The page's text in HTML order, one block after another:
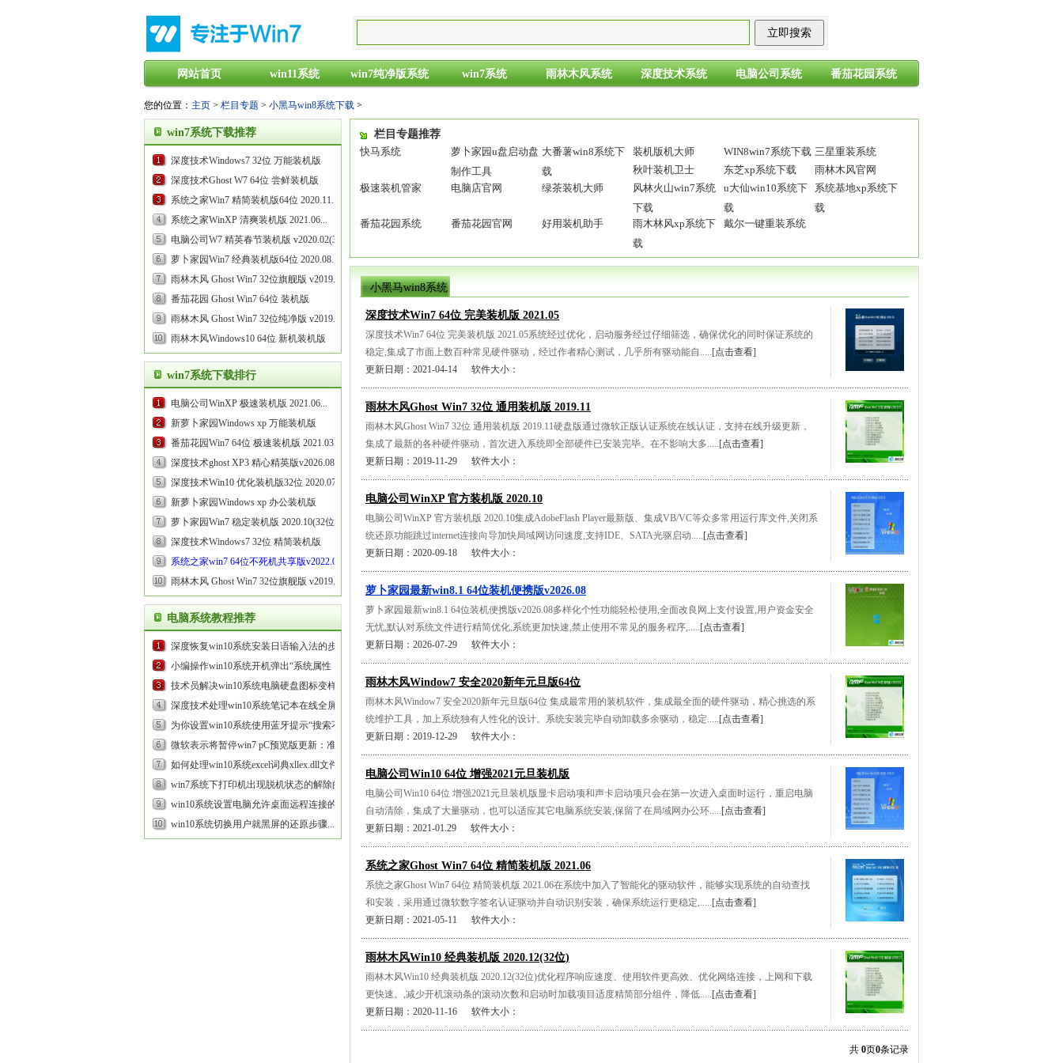
网站首页 win11系统 win7纯净版系统 win7系统 雨林木风系统 深度技术系统 电脑公司系统 番茄花园系统
您的位置： 主页 > 栏目专题 > 小黑马win8系统下载 >
win7系统下载推荐
深度技术Windows7 32位 万能装机版
2021.09...
深度技术Ghost W7 64位 尝鲜装机版
v2020.03...
系统之家Win7 精简装机版64位 2020.11...
系统之家WinXP 清爽装机版 2021.06...
电脑公司W7 精英春节装机版 v2020.02(32
位)...
萝卜家园Win7 经典装机版64位 2020.08...
雨林木风 Ghost Win7 32位旗舰版 v2019.05...
番茄花园 Ghost Win7 64位 装机版
v2019.08...
雨林木风 Ghost Win7 32位纯净版 v2019.09...
雨林木风Windows10 64位 新机装机版
win7系统下载排行
电脑公司WinXP 极速装机版 2021.06...
新萝卜家园Windows xp 万能装机版
2020.10...
番茄花园Win7 64位 极速装机版 2021.03...
深度技术ghost XP3 精心精英版v2026.08
深度技术Win10 优化装机版32位 2020.07...
新萝卜家园Windows xp 办公装机版
2021.03...
萝卜家园Win7 稳定装机版 2020.10(32位)...
深度技术Windows7 32位 精简装机版
2020.09...
系统之家win7 64位不死机共享版v2022.03
雨林木风 Ghost Win7 32位旗舰版 v2019.05...
电脑系统教程推荐
深度恢复win10系统安装日语输入法的步
骤...
小编操作win10系统开机弹出“系统属性，由
于启动计算机时出现了页面...
技术员解决win10系统电脑硬盘图标变样的
方案...
深度技术处理win10系统笔记本在线全屏看
电影时出现白屏的方案...
为你设置win10系统使用蓝牙提示“搜索不到
设备”的步骤...
微软表示将暂停win7 pC预览版更新：准备
推送UUp的修复方案...
如何处理win10系统excel词典xllex.dll文件丢
失或损坏的方法...
win7系统下打印机出现脱机状态的解除的步
骤介绍...
win10系统设置电脑允许桌面远程连接的具
体步骤...
win10系统切换用户就黑屏的还原步骤...
栏目专题推荐
快马系统
萝卜家园u盘启动盘
制作工具
大番薯win8系统下
载
装机版机大师 WIN8win7系统下载 三星重装系统
秋叶装机卫士
东芝xp系统下载
雨林木风官网
极速装机管家
电脑店官网 绿茶装机大师 风林火山win7系统
下载
u大仙win10系统下
载
系统基地xp系统下
载
番茄花园系统 番茄花园官网 好用装机助手 雨木林风xp系统下
载
戴尔一键重装系统
小黑马win8系统
下载列表
深度技术Win7 64位 完美装机版 2021.05
深度技术Win7 64位 完美装机版 2021.05系统经过优化，启动服务经过仔细筛选，确保优化的同时保证系统的
稳定,集成了市面上数百种常见硬件驱动，经过作者精心测试，几乎所有驱动能自.....[点击查看]
更新日期：2021-04-14 软件大小：
雨林木风Ghost Win7 32位 通用装机版 2019.11
雨林木风Ghost Win7 32位 通用装机版 2019.11硬盘版通过微软正版认证系统在线认证，支持在线升级更新，
集成了最新的各种硬件驱动，首次进入系统即全部硬件已安装完毕。在不影响大多.....[点击查看]
更新日期：2019-11-29 软件大小：
电脑公司WinXP 官方装机版 2020.10
电脑公司WinXP 官方装机版 2020.10集成AdobeFlash Player最新版、集成VB/VC等众多常用运行库文件,关闭系
统还原功能跳过internet连接向导加快局域网访问速度,支持IDE、SATA光驱启动.....[点击查看]
更新日期：2020-09-18 软件大小：
萝卜家园最新win8.1 64位装机便携版v2026.08
萝卜家园最新win8.1 64位装机便携版v2026.08多样化个性功能轻松使用,全面改良网上支付设置,用户资金安全
无忧,默认对系统文件进行精简优化,系统更加快速,禁止使用不常见的服务程序,.....[点击查看]
更新日期：2026-07-29 软件大小：
雨林木风Window7 安全2020新年元旦版64位
雨林木风Window7 安全2020新年元旦版64位 集成最常用的装机软件，集成最全面的硬件驱动，精心挑选的系
统维护工具，加上系统独有人性化的设计。系统安装完毕自动卸载多余驱动，稳定.....[点击查看]
更新日期：2019-12-29 软件大小：
电脑公司Win10 64位 增强2021元旦装机版
电脑公司Win10 64位 增强2021元旦装机版显卡启动项和声卡启动项只会在第一次进入桌面时运行，重启电脑
自动清除，集成了大量驱动，也可以适应其它电脑系统安装,保留了在局域网办公环.....[点击查看]
更新日期：2021-01.29 软件大小：
系统之家Ghost Win7 64位 精简装机版 2021.06
系统之家Ghost Win7 64位 精简装机版 2021.06在系统中加入了智能化的驱动软件，能够实现系统的自动查找
和安装，采用通过微软数字签名认证驱动并自动识别安装，确保系统运行更稳定,.....[点击查看]
更新日期：2021-05-11 软件大小：
雨林木风Win10 经典装机版 2020.12(32位)
雨林木风Win10 经典装机版 2020.12(32位)优化程序响应速度、使用软件更高效、优化网络连接，上网和下载
更快速。,减少开机滚动条的滚动次数和启动时加载项目适度精简部分组件，降低.....[点击查看]
更新日期：2020-11-16 软件大小：
共 0页0条记录